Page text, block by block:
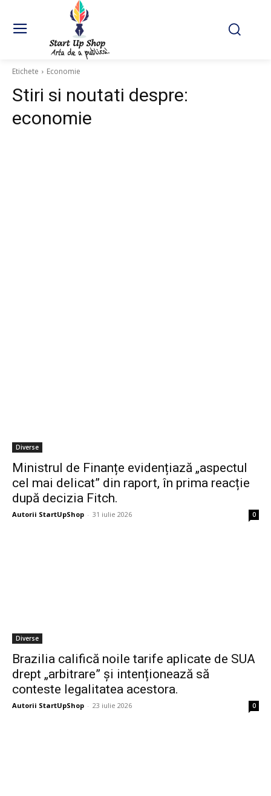
Etichete Economie
Stiri si noutati despre:
economie
Diverse
Ministrul de Finanțe evidențiază „aspectul
cel mai delicat” din raport, în prima reacție
după decizia Fitch.
Autorii StartUpShop - 31 iulie 2026 0
Diverse
Brazilia califică noile tarife aplicate de SUA
drept „arbitrare” și intenționează să
conteste legalitatea acestora.
Autorii StartUpShop - 23 iulie 2026 0